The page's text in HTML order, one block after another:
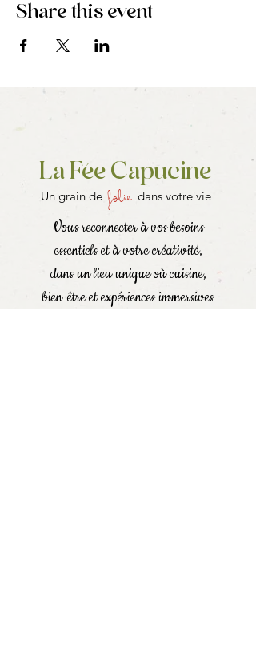
Share this event
La Fée Capucine
Un grain de folie dans votre vie
Vous reconnecter à vos besoins
essentiels et à votre créativité,
dans un lieu unique où cuisine,
bien-être et expériences immersives